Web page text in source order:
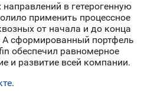
в гетерогенную
применить процессное
от начала и до конца
А сформированный портфель
обеспечил равномерное
и развитие всей компании.
.